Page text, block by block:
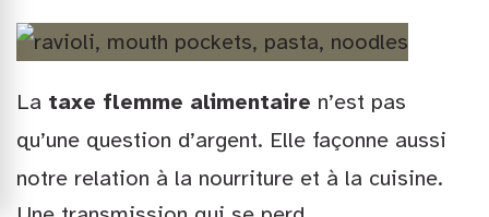
La taxe flemme alimentaire n’est pas
qu’une question d’argent. Elle façonne aussi
notre relation à la nourriture et à la cuisine.